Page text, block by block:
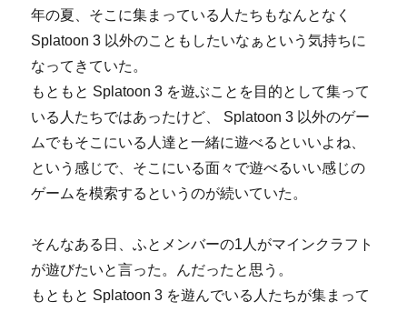
年の夏、そこに集まっている人たちもなんとなく
Splatoon 3 以外のこともしたいなぁという気持ちに
なってきていた。
もともと Splatoon 3 を遊ぶことを目的として集って
いる人たちではあったけど、 Splatoon 3 以外のゲー
ムでもそこにいる人達と一緒に遊べるといいよね、
という感じで、そこにいる面々で遊べるいい感じの
ゲームを模索するというのが続いていた。
そんなある日、ふとメンバーの1人がマインクラフト
が遊びたいと言った。んだったと思う。
もともと Splatoon 3 を遊んでいる人たちが集まって